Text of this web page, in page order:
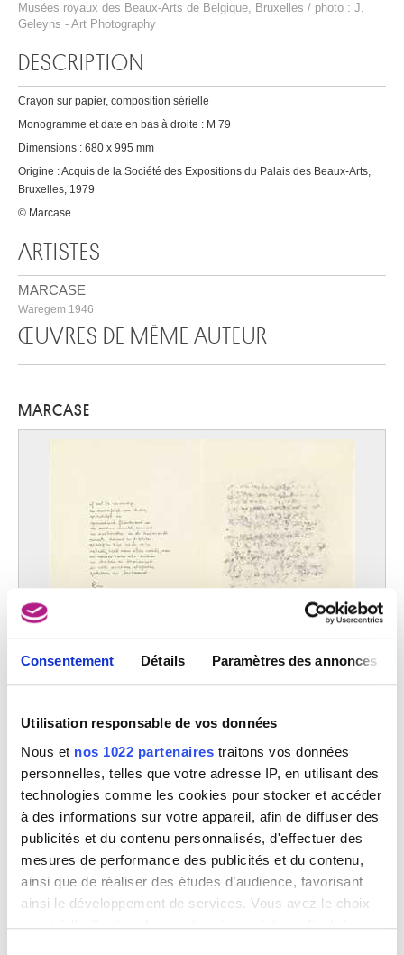
Consentement Détails Paramètres des annonces
Utilisation responsable de vos données
Nous et nos 1022 partenaires traitons vos données
personnelles, telles que votre adresse IP, en utilisant des
technologies comme les cookies pour stocker et accéder
à des informations sur votre appareil, afin de diffuser des
publicités et du contenu personnalisés, d'effectuer des
mesures de performance des publicités et du contenu,
ainsi que de réaliser des études d’audience, favorisant
ainsi le développement de services. Vous avez le choix
quant à l'utilisation de vos données et à leurs finalités.
Musées royaux des Beaux-Arts de Belgique, Bruxelles / photo : J.
Geleyns - Art Photography
DESCRIPTION
Crayon sur papier, composition sérielle
Monogramme et date en bas à droite : M 79
Dimensions : 680 x 995 mm
Origine : Acquis de la Société des Expositions du Palais des Beaux-Arts,
Bruxelles, 1979
© Marcase
ARTISTES
MARCASE
Waregem 1946
ŒUVRES DE MÊME AUTEUR
MARCASE
Album Art Made in Belgium